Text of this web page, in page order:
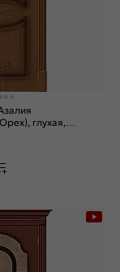
глухая,